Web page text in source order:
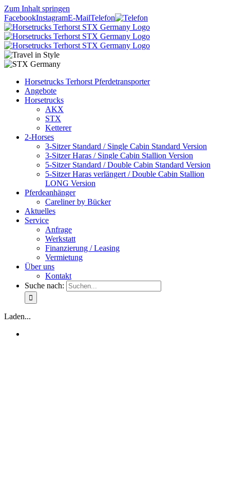
Zum Inhalt springen
FacebookInstagramE-MailTelefon
Horsetrucks Terhorst Pferdetransporter
Angebote
Horsetrucks
AKX
STX
Ketterer
2-Horses
3-Sitzer Standard / Single Cabin Standard Version
3-Sitzer Haras / Single Cabin Stallion Version
5-Sitzer Standard / Double Cabin Standard Version
5-Sitzer Haras verlängert / Double Cabin Stallion
LONG Version
Pferdeanhänger
Careliner by Bücker
Aktuelles
Service
Anfrage
Werkstatt
Finanzierung / Leasing
Vermietung
Über uns
Kontakt
Suche nach:
Laden...